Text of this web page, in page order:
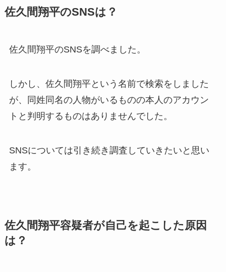
佐久間翔平のSNSは？
佐久間翔平のSNSを調べました。
しかし、佐久間翔平という名前で検索をしました
が、同姓同名の人物がいるものの本人のアカウン
トと判明するものはありませんでした。
SNSについては引き続き調査していきたいと思い
ます。
佐久間翔平容疑者が自己を起こした原因
は？